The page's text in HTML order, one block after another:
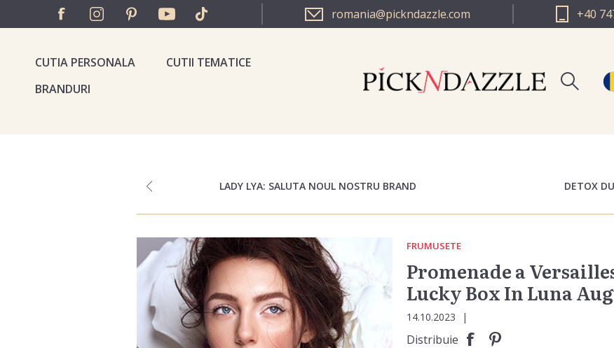
romania@pickndazzle.com +40
CUTIA PERSONALA
CUTII TEMATICE
BRANDURI
PICK N
LADY LYA: SALUTA NOUL NOSTRU BRAND DETOX
FRUMUSETE
Promenade a
Lucky Box In Luna
14.10.2023 |
Distribuie